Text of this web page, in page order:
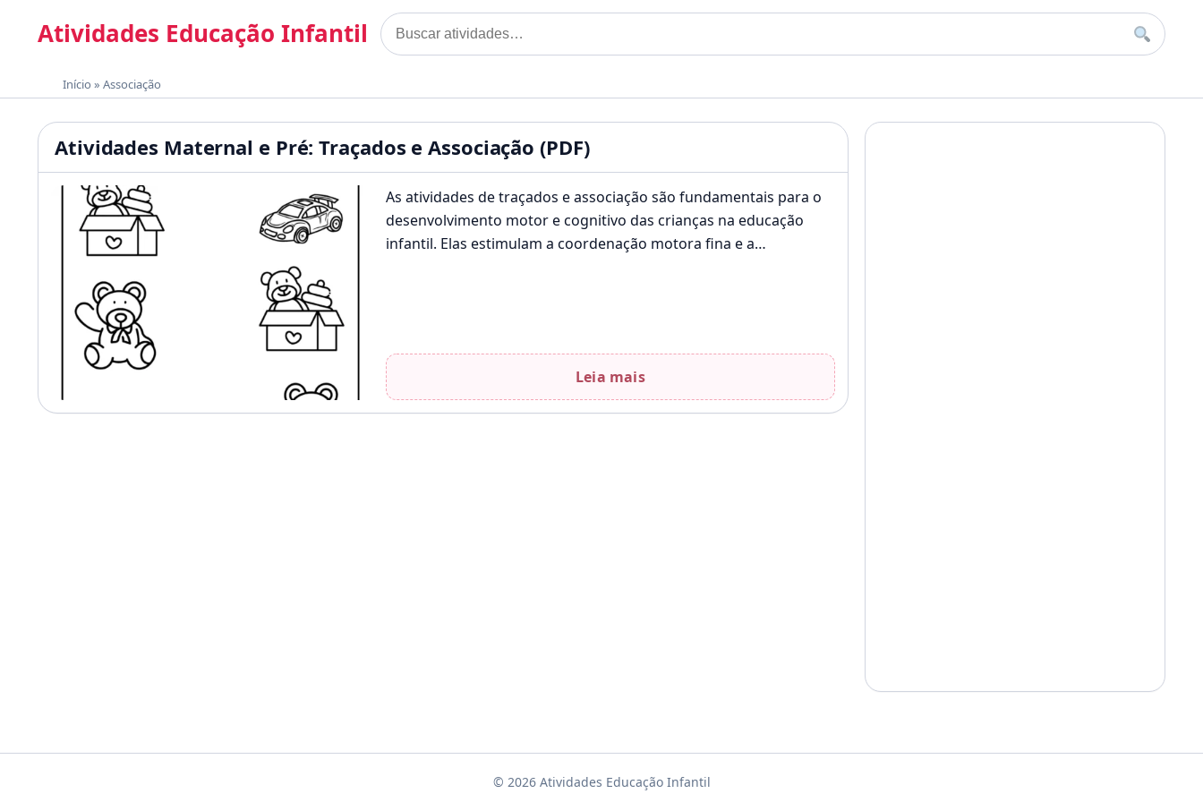
Atividades Educação Infantil Buscar por: Buscar
Início » Associação
Atividades Educação Infantil
Atividades Maternal e Pré: Traçados e Associação (PDF)
As atividades de traçados e associação são fundamentais para o
desenvolvimento motor e cognitivo das crianças na educação
infantil. Elas estimulam a coordenação motora fina e a
Leia mais
© 2026 Atividades Educação Infantil